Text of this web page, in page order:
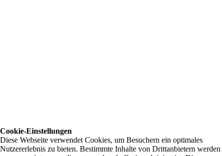
Cookie-Einstellungen
Diese Webseite verwendet Cookies, um Besuchern ein optimales
Nutzererlebnis zu bieten. Bestimmte Inhalte von Drittanbietern werden